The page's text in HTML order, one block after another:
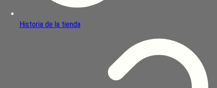
Historia de la tienda